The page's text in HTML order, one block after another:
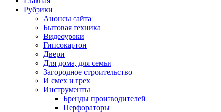
Рубрики
Анонсы сайта
Бытовая техника
Видеоуроки
Гипсокартон
Двери
Для дома, для семьи
Загородное строительство
И смех и грех
Инструменты
Бренды производителей
Перфораторы